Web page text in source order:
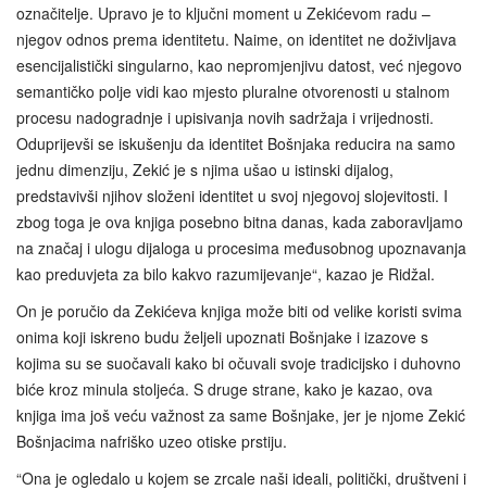
označitelje. Upravo je to ključni moment u Zekićevom radu –
njegov odnos prema identitetu. Naime, on identitet ne doživljava
esencijalistički singularno, kao nepromjenjivu datost, već njegovo
semantičko polje vidi kao mjesto pluralne otvorenosti u stalnom
procesu nadogradnje i upisivanja novih sadržaja i vrijednosti.
Oduprijevši se iskušenju da identitet Bošnjaka reducira na samo
jednu dimenziju, Zekić je s njima ušao u istinski dijalog,
predstavivši njihov složeni identitet u svoj njegovoj slojevitosti. I
zbog toga je ova knjiga posebno bitna danas, kada zaboravljamo
na značaj i ulogu dijaloga u procesima međusobnog upoznavanja
kao preduvjeta za bilo kakvo razumijevanje“, kazao je Ridžal.
On je poručio da Zekićeva knjiga može biti od velike koristi svima
onima koji iskreno budu željeli upoznati Bošnjake i izazove s
kojima su se suočavali kako bi očuvali svoje tradicijsko i duhovno
biće kroz minula stoljeća. S druge strane, kako je kazao, ova
knjiga ima još veću važnost za same Bošnjake, jer je njome Zekić
Bošnjacima nafriško uzeo otiske prstiju.
“Ona je ogledalo u kojem se zrcale naši ideali, politički, društveni i